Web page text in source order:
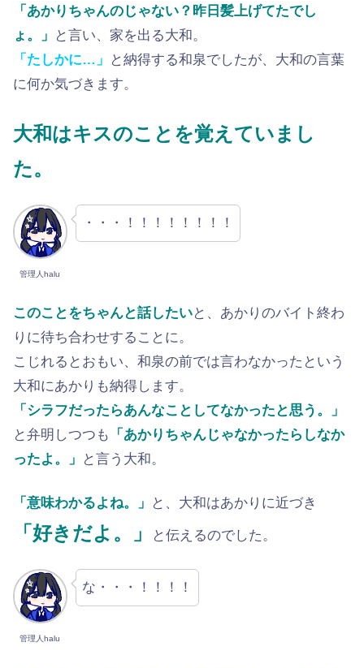
「あかりちゃんのじゃない？昨日髪上げてたでし
ょ。」
と言い、家を出る大和。
「たしかに…」
と納得する和泉でしたが、大和の言葉
に何か気づきます。
大和はキスのことを覚えていまし
た。
管理人halu
・・・！！！！！！！！
このことをちゃんと話したいと、あかりのバイト終わ
りに待ち合わせすることに。
こじれるとおもい、和泉の前では言わなかったという
大和にあかりも納得します。
「シラフだったらあんなことしてなかったと思う。」
と弁明しつつも
「あかりちゃんじゃなかったらしなか
ったよ。」
と言う大和。
「意味わかるよね。」 と、大和はあかりに近づき
「好きだよ。」 と伝えるのでした。
管理人halu
な・・・！！！！